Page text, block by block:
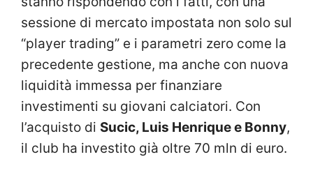
sessione di mercato impostata non solo sul
“player trading” e i parametri zero come la
precedente gestione, ma anche con nuova
liquidità immessa per finanziare
investimenti su giovani calciatori. Con
l’acquisto di Sucic, Luis Henrique e Bonny,
il club ha investito già oltre 70 mln di euro.